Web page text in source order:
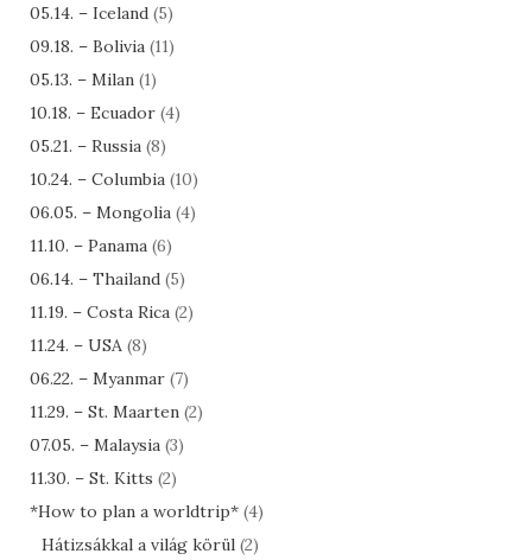
05.14. – Iceland (5)
09.18. – Bolivia (11)
05.13. – Milan (1)
10.18. – Ecuador (4)
05.21. – Russia (8)
10.24. – Columbia (10)
06.05. – Mongolia (4)
11.10. – Panama (6)
06.14. – Thailand (5)
11.19. – Costa Rica (2)
11.24. – USA (8)
06.22. – Myanmar (7)
11.29. – St. Maarten (2)
07.05. – Malaysia (3)
11.30. – St. Kitts (2)
*How to plan a worldtrip* (4)
Hátizsákkal a világ körül (2)